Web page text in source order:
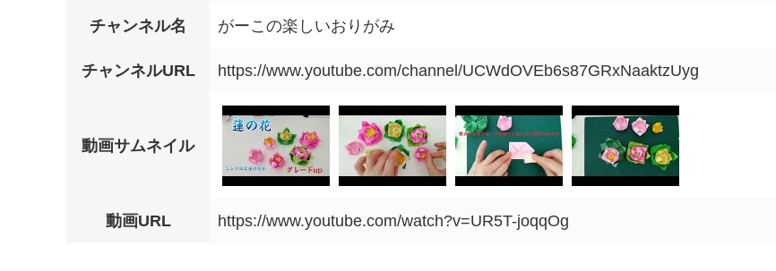
チャンネル名 がーこの楽しいおりがみ
チャンネルURL https://www.youtube.com/channel/UCWdOVEb6s87GRxNaaktzUyg
動画サムネイル
動画URL https://www.youtube.com/watch?v=UR5T-joqqOg